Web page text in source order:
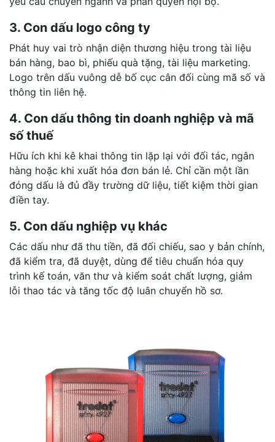
3. Con dấu logo công ty
Phát huy vai trò nhận diện thương hiệu trong tài liệu
bán hàng, bao bì, phiếu quà tặng, tài liệu marketing.
Logo trên dấu vuông dễ bố cục cân đối cùng mã số và
thông tin liên hệ.
4. Con dấu thông tin doanh nghiệp và mã
số thuế
Hữu ích khi kê khai thông tin lặp lại với đối tác, ngân
hàng hoặc khi xuất hóa đơn bán lẻ. Chỉ cần một lần
đóng dấu là đủ đầy trường dữ liệu, tiết kiệm thời gian
điền tay.
5. Con dấu nghiệp vụ khác
Các dấu như đã thu tiền, đã đối chiếu, sao y bản chính,
đã kiểm tra, đã duyệt, dùng để tiêu chuẩn hóa quy
trình kế toán, văn thư và kiểm soát chất lượng, giảm
lỗi thao tác và tăng tốc độ luân chuyển hồ sơ.